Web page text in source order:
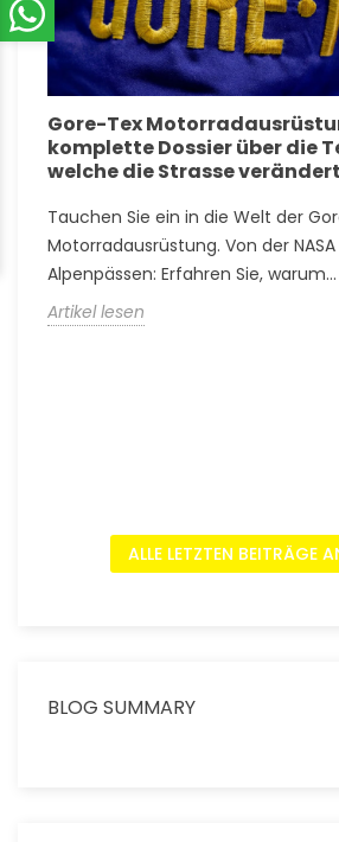
Gore-Tex
komplette Dossier über die
welche die Strasse
Tauchen Sie ein in die Welt der
Motorradausrüstung. Von der
Alpenpässen: Erfahren Sie, warum...
Artikel lesen
ALLE LETZTEN BEITRÄGE
BLOG SUMMARY